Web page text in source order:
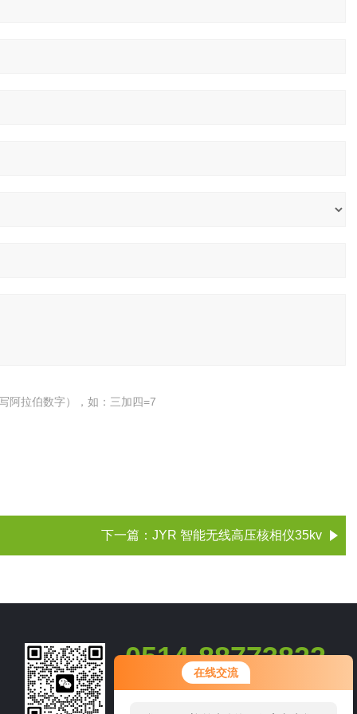
在线交流
您好！欢迎前来咨询，很高兴为您
服务，请问您要咨询什么问题呢？
阿拉伯数字），如：三加四=7
下一篇： JYR 智能无线高压核相仪35kv
0514-88773822
邮箱：guanfengdianli@126.com